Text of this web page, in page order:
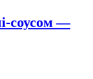
соусом —